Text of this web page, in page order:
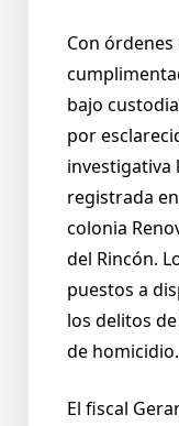
Con
bajo
por
investigativa
registrada
colonia
del Rincón.
puestos a
los delitos
de homicidio.
El fiscal